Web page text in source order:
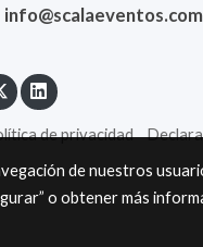
info@scalaeventos.com
de privacidad
de nuestros
o obtener más